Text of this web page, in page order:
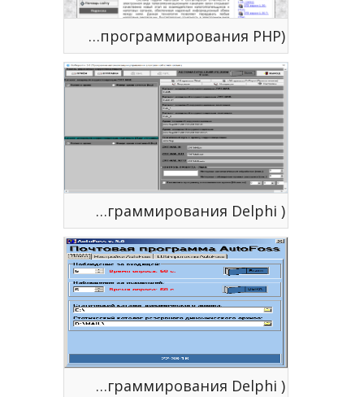
ELZVIT информационно - справочный сайт для налогоплательщиков ( язык программирования PHP)
GoReport v 3.0 ( язык программирования Delphi )
AutoFoss v. 5.0 ( язык программирования Delphi )